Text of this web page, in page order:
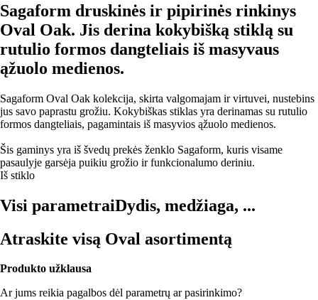
Sagaform druskinės ir pipirinės rinkinys
Oval Oak. Jis derina kokybišką stiklą su
rutulio formos dangteliais iš masyvaus
ąžuolo medienos.
Sagaform Oval Oak kolekcija, skirta valgomajam ir virtuvei, nustebins
jus savo paprastu grožiu. Kokybiškas stiklas yra derinamas su rutulio
formos dangteliais, pagamintais iš masyvios ąžuolo medienos.
Šis gaminys yra iš švedų prekės ženklo Sagaform, kuris visame
pasaulyje garsėja puikiu grožio ir funkcionalumo deriniu.
Iš stiklo
Visi parametraiDydis, medžiaga, ...
Atraskite visą Oval asortimentą
Produkto užklausa
Ar jums reikia pagalbos dėl parametrų ar pasirinkimo?